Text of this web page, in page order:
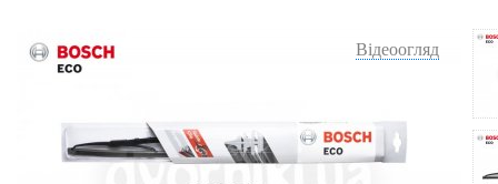
Відеоогляд